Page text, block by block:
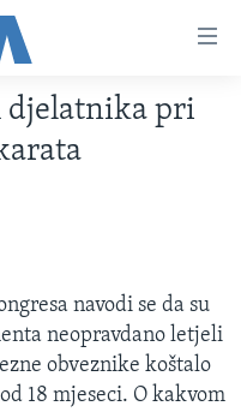
djelatnika pri
navodi se da su
neopravdano letjeli
obveznike koštalo
18 mjeseci. O kakvom